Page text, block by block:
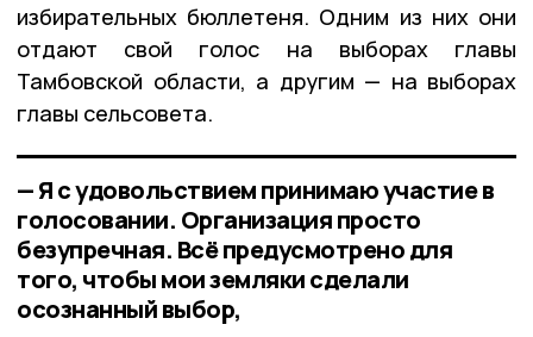
избирательных бюллетеня. Одним из них они
отдают свой голос на выборах главы
Тамбовской области, а другим — на выборах
главы сельсовета.
— Я с удовольствием принимаю участие в
голосовании. Организация просто
безупречная. Всё предусмотрено для
того, чтобы мои земляки сделали
осознанный выбор,